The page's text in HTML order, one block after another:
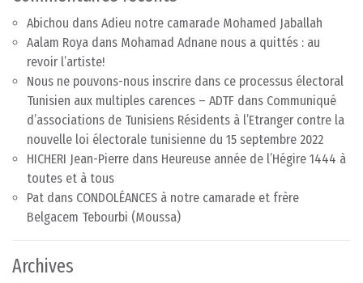
Abichou dans Adieu notre camarade Mohamed Jaballah
Aalam Roya dans Mohamad Adnane nous a quittés : au
revoir l’artiste!
Nous ne pouvons-nous inscrire dans ce processus électoral
Tunisien aux multiples carences – ADTF dans Communiqué
d’associations de Tunisiens Résidents à l’Etranger contre la
nouvelle loi électorale tunisienne du 15 septembre 2022
HICHERI Jean-Pierre dans Heureuse année de l’Hégire 1444 à
toutes et à tous
Pat dans CONDOLÉANCES à notre camarade et frère
Belgacem Tebourbi (Moussa)
Archives